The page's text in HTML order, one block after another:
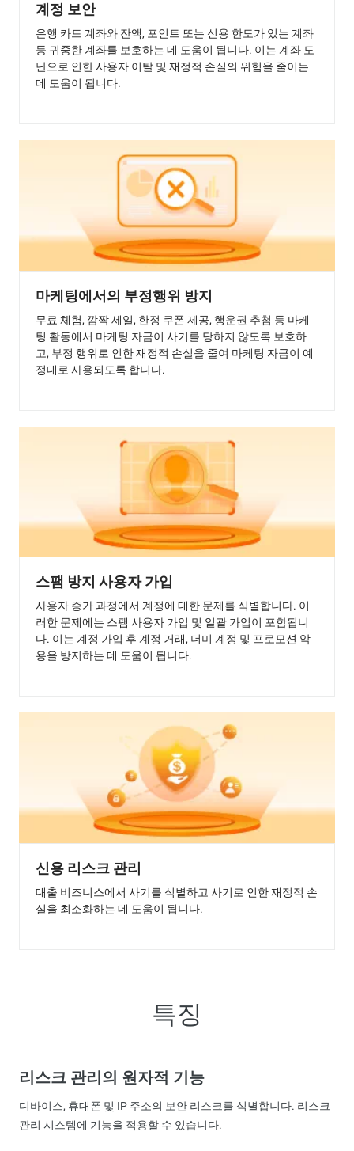
계정 보안
은행 카드 계좌와 잔액, 포인트 또는 신용 한도가 있는 계좌
등 귀중한 계좌를 보호하는 데 도움이 됩니다. 이는 계좌 도
난으로 인한 사용자 이탈 및 재정적 손실의 위험을 줄이는
데 도움이 됩니다.
마케팅에서의 부정행위 방지
무료 체험, 깜짝 세일, 한정 쿠폰 제공, 행운권 추첨 등 마케
팅 활동에서 마케팅 자금이 사기를 당하지 않도록 보호하
고, 부정 행위로 인한 재정적 손실을 줄여 마케팅 자금이 예
정대로 사용되도록 합니다.
스팸 방지 사용자 가입
사용자 증가 과정에서 계정에 대한 문제를 식별합니다. 이
러한 문제에는 스팸 사용자 가입 및 일괄 가입이 포함됩니
다. 이는 계정 가입 후 계정 거래, 더미 계정 및 프로모션 악
용을 방지하는 데 도움이 됩니다.
신용 리스크 관리
대출 비즈니스에서 사기를 식별하고 사기로 인한 재정적 손
실을 최소화하는 데 도움이 됩니다.
특징
리스크 관리의 원자적 기능
디바이스, 휴대폰 및 IP 주소의 보안 리스크를 식별합니다. 리스크
관리 시스템에 기능을 적용할 수 있습니다.